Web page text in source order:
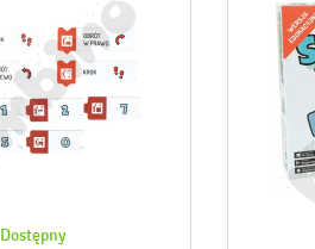
Dostępny